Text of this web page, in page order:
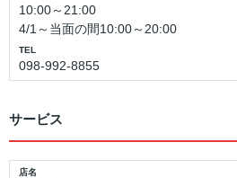
10:00～21:00
4/1～当面の間10:00～20:00
TEL
098-992-8855
サービス
店名